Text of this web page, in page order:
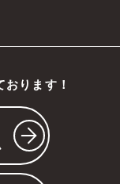
ります！